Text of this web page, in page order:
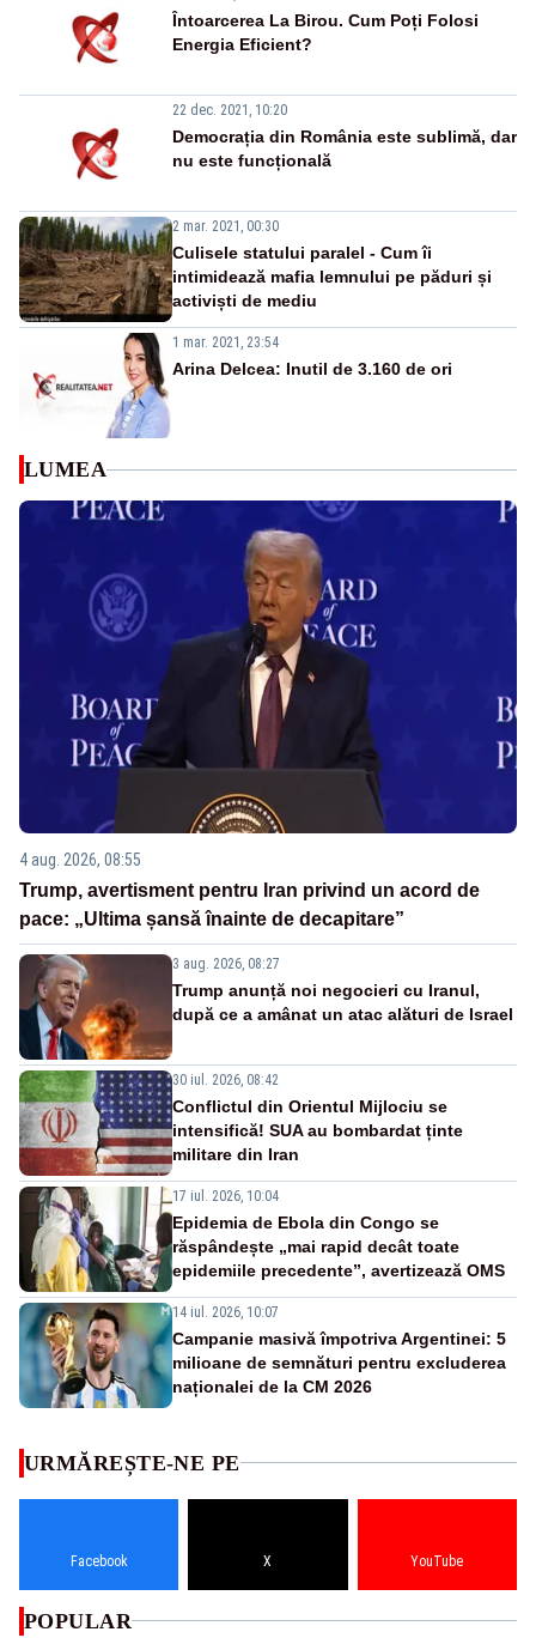
Întoarcerea La Birou. Cum Poți Folosi
Energia Eficient?
22 dec. 2021, 10:20
Democrația din România este sublimă, dar
nu este funcțională
2 mar. 2021, 00:30
Culisele statului paralel - Cum îi
intimidează mafia lemnului pe păduri și
activiști de mediu
1 mar. 2021, 23:54
Arina Delcea: Inutil de 3.160 de ori
LUMEA
4 aug. 2026, 08:55
Trump, avertisment pentru Iran privind un acord de
pace: „Ultima șansă înainte de decapitare”
3 aug. 2026, 08:27
Trump anunță noi negocieri cu Iranul,
după ce a amânat un atac alături de Israel
30 iul. 2026, 08:42
Conflictul din Orientul Mijlociu se
intensifică! SUA au bombardat ținte
militare din Iran
17 iul. 2026, 10:04
Epidemia de Ebola din Congo se
răspândește „mai rapid decât toate
epidemiile precedente”, avertizează OMS
14 iul. 2026, 10:07
Campanie masivă împotriva Argentinei: 5
milioane de semnături pentru excluderea
naționalei de la CM 2026
URMĂREȘTE-NE PE
Facebook X YouTube
POPULAR